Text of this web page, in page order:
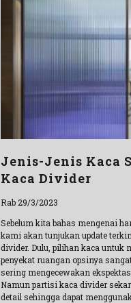
Jenis-Jenis Kaca
Kaca Divider
Rab 29/3/2023
Sebelum kita bahas mengenai
kami akan tunjukan update
divider. Dulu, pilihan kaca untuk
penyekat ruangan opsinya
sering mengecewakan
Namun partisi kaca divider
detail sehingga dapat